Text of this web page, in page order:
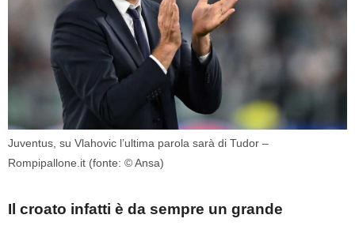
Juventus, su Vlahovic l’ultima parola sarà di Tudor –
Rompipallone.it (fonte: © Ansa)
Il croato infatti è da sempre un grande